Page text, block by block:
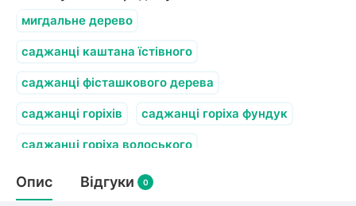
Мирт
Мушмула
Персик
Інжирний персик
Смородина
Агрус
Виноград
Декоративні кущі
Пієріс Японський
Бересклет
Барбарис
Сітка затіняюча
Граблі тракторні
Картоплесаджалки
Сажалки для чеснока
мигдальне дерево
саджанці каштана їстівного
саджанці фісташкового дерева
саджанці горіхів саджанці горіха фундук
саджанці горіха волоського
Опис Відгуки 0